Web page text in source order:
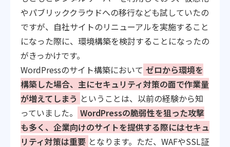
やパブリッククラウドへの移行なども試していたの
ですが、自社サイトのリニューアルを実施すること
になった際に、環境構築を検討することになったの
がきっかけです。
WordPressのサイト構築において ゼロから環境を
構築した場合、主にセキュリティ対策の面で作業量
が増えてしまう ということは、以前の経験から知
っていました。
WordPressの脆弱性を狙った攻撃
も多く、企業向けのサイトを提供する際にはセキュ
リティ対策は重要 となります。ただ、WAFやSSL証